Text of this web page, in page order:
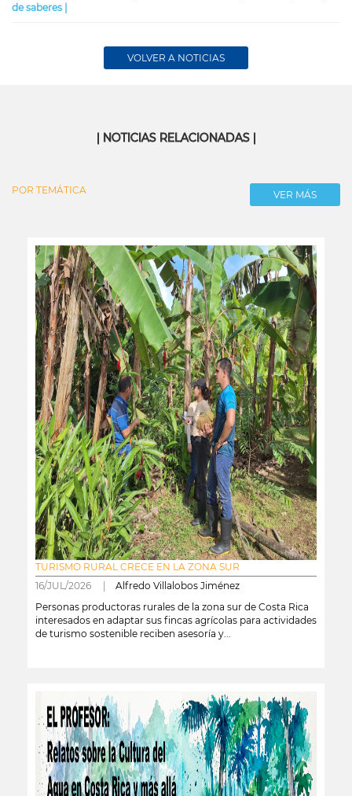
de saberes |
VOLVER A NOTICIAS
| NOTICIAS RELACIONADAS |
POR TEMÁTICA VER MÁS
TURISMO RURAL CRECE EN LA ZONA SUR
16/JUL/2026 | Alfredo Villalobos Jiménez
Personas productoras rurales de la zona sur de Costa Rica
interesados en adaptar sus fincas agrícolas para actividades
de turismo sostenible reciben asesoría y...